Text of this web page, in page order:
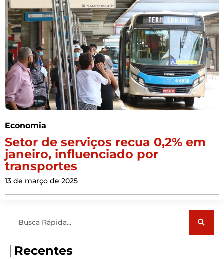
Economia
Setor de serviços recua 0,2% em
janeiro, influenciado por
transportes
13 de março de 2025
Recentes